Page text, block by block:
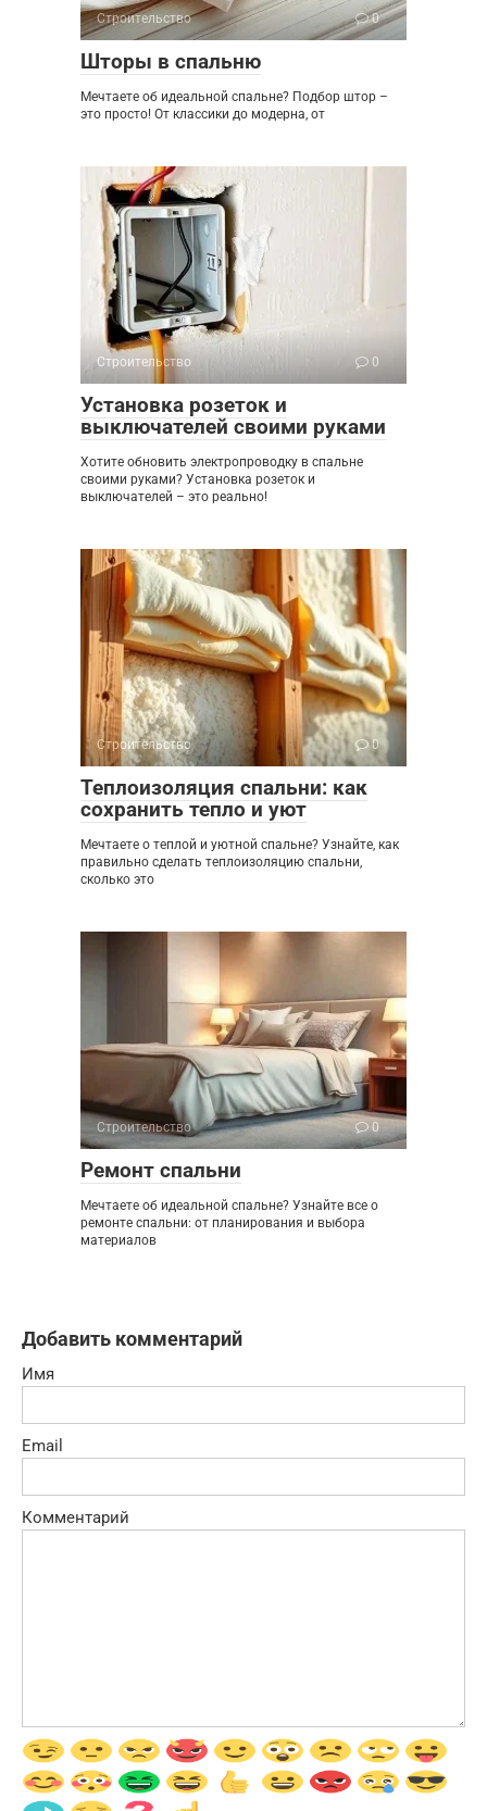
Строительство 0
Шторы в спальню
Мечтаете об идеальной спальне? Подбор штор –
это просто! От классики до модерна, от
Строительство 0
Установка розеток и
выключателей своими руками
Хотите обновить электропроводку в спальне
своими руками? Установка розеток и
выключателей – это реально!
Строительство 0
Теплоизоляция спальни: как
сохранить тепло и уют
Мечтаете о теплой и уютной спальне? Узнайте, как
правильно сделать теплоизоляцию спальни,
сколько это
Строительство 0
Ремонт спальни
Мечтаете об идеальной спальне? Узнайте все о
ремонте спальни: от планирования и выбора
материалов
Добавить комментарий
Имя
Email
Комментарий